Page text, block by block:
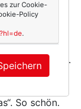
kommen.
aber
Kinder nach
besonders.
sitzt mein
– und ich
So schön.
zur Cookie-
Policy
.